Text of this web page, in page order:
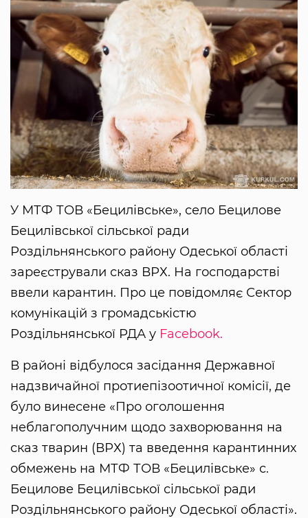
У МТФ ТОВ «Бецилівське», село Бецилове
Бецилівської сільської ради
Роздільнянського району Одеської області
зареєстрували сказ ВРХ. На господарстві
ввели карантин. Про це повідомляє Сектор
комунікацій з громадськістю
Роздільнянської РДА у Facebook.
В районі відбулося засідання Державної
надзвичайної протиепізоотичної комісії, де
було винесене «Про оголошення
неблагополучним щодо захворювання на
сказ тварин (ВРХ) та введення карантинних
обмежень на МТФ ТОВ «Бецилівське» с.
Бецилове Бецилівської сільської ради
Роздільнянського району Одеської області».